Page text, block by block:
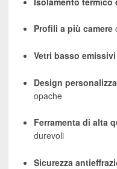
Profili a più camere
Vetri basso emissivi
Design
opache
Ferramenta di alta
durevoli
Sicurezza